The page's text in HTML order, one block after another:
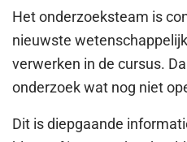
Het onderzoeksteam is
nieuwste
verwerken in de cursus.
onderzoek wat nog niet
Dit is diepgaande